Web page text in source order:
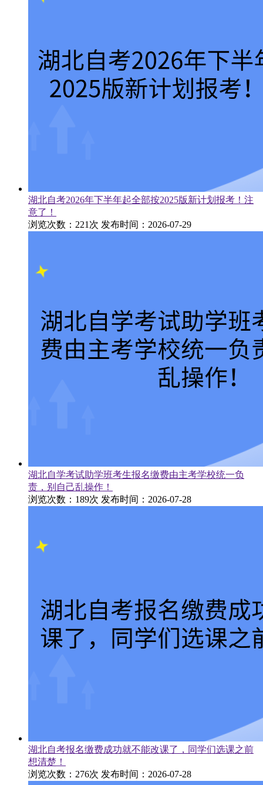
湖北自考2026年下半年起全部按2025版新计划报考！注
意了！
浏览次数：221次 发布时间：2026-07-29
湖北自学考试助学班考生报名缴费由主考学校统一负
责，别自己乱操作！
浏览次数：189次 发布时间：2026-07-28
湖北自考报名缴费成功就不能改课了，同学们选课之前
想清楚！
浏览次数：276次 发布时间：2026-07-28